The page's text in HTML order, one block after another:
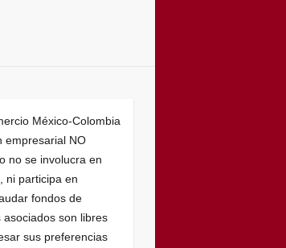
México-Colombia
empresarial NO
no se involucra en
ni participa en
fondos de
son libres
sus preferencias